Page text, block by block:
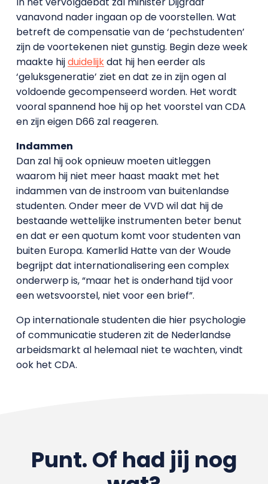
vanavond nader ingaan op de voorstellen. Wat
betreft de compensatie van de ‘pechstudenten’
zijn de voortekenen niet gunstig. Begin deze week
maakte hijduidelijkdat hij hen eerder als
‘geluksgeneratie’ ziet en dat ze in zijn ogen al
voldoende gecompenseerd worden. Het wordt
vooral spannend hoe hij op het voorstel van CDA
en zijn eigen D66 zal reageren.
Indammen
Dan zal hij ook opnieuw moeten uitleggen
waarom hij niet meer haast maakt met het
indammen van de instroom van buitenlandse
studenten. Onder meer de VVD wil dat hij de
bestaande wettelijke instrumenten beter benut
en dat er een quotum komt voor studenten van
buiten Europa. Kamerlid Hatte van der Woude
begrijpt dat internationalisering een complex
onderwerp is, “maar het is onderhand tijd voor
een wetsvoorstel, niet voor een brief”.
Op internationale studenten die hier psychologie
of communicatie studeren zit de Nederlandse
arbeidsmarkt al helemaal niet te wachten, vindt
ook het CDA.
Punt. Of had jij nog